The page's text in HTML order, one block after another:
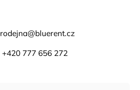
@bluerent.cz
+420 777 656 272